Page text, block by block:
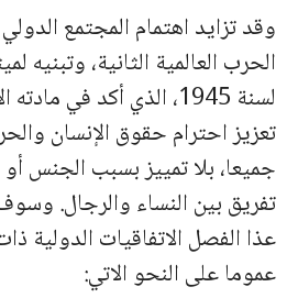
وقد تزايد اهتمام المجتمع
الحرب العالمية الثانية، وتبنيه
لسنة 1945، الذي أكد في
تعزيز احترام حقوق الإنسان
جميعا، بلا تمييز بسبب الجنس أو
تفريق بين النساء والرجال.
عذا الفصل الاتفاقيات الدولية
عموما على النحو الاتي: